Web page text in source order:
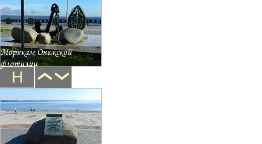
Морякам Онежской
флотилии
Н